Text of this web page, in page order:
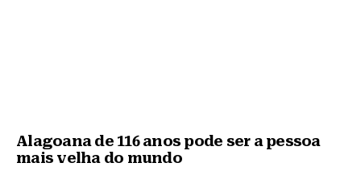
Alagoana de 116 anos pode ser a pessoa
mais velha do mundo